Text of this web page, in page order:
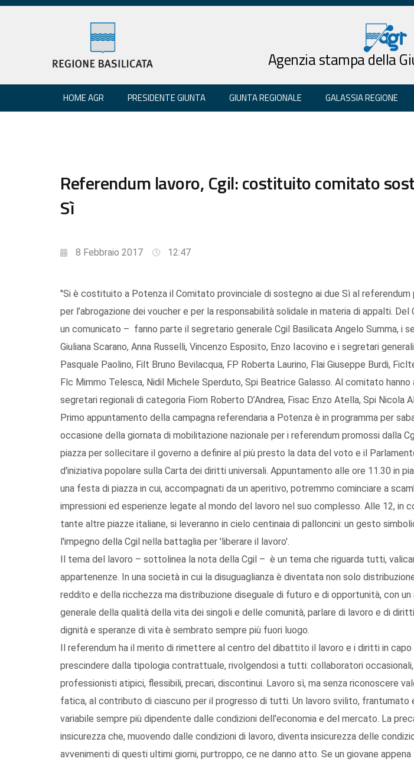
Agenzia stampa della
HOME AGR PRESIDENTE GIUNTA GIUNTA REGIONALE GALASSIA REGIONE
Referendum lavoro, Cgil: costituito comitato
Sì
8 Febbraio 2017 12:47
"Si è costituito a Potenza il Comitato provinciale di sostegno ai due Sì al referendum
per l’abrogazione dei voucher e per la responsabilità solidale in materia di appalti.
un comunicato – fanno parte il segretario generale Cgil Basilicata Angelo Summa, i
Giuliana Scarano, Anna Russelli, Vincenzo Esposito, Enzo Iacovino e i segretari
Pasquale Paolino, Filt Bruno Bevilacqua, FP Roberta Laurino, Flai Giuseppe Burdi,
Flc Mimmo Telesca, Nidil Michele Sperduto, Spi Beatrice Galasso. Al comitato hanno
segretari regionali di categoria Fiom Roberto D’Andrea, Fisac Enzo Atella, Spi Nicola
Primo appuntamento della campagna referendaria a Potenza è in programma per
occasione della giornata di mobilitazione nazionale per i referendum promossi dalla
piazza per sollecitare il governo a definire al più presto la data del voto e il
d'iniziativa popolare sulla Carta dei diritti universali. Appuntamento alle ore 11.30 in
una festa di piazza in cui, accompagnati da un aperitivo, potremmo cominciare a
impressioni ed esperienze legate al mondo del lavoro nel suo complesso. Alle 12, in
tante altre piazze italiane, si leveranno in cielo centinaia di palloncini: un gesto
l'impegno della Cgil nella battaglia per 'liberare il lavoro'.
Il tema del lavoro – sottolinea la nota della Cgil – è un tema che riguarda tutti,
appartenenze. In una società in cui la disuguaglianza è diventata non solo
reddito e della ricchezza ma distribuzione diseguale di futuro e di opportunità, con un
generale della qualità della vita dei singoli e delle comunità, parlare di lavoro e di
dignità e speranze di vita è sembrato sempre più fuori luogo.
Il referendum ha il merito di rimettere al centro del dibattito il lavoro e i diritti in capo
prescindere dalla tipologia contrattuale, rivolgendosi a tutti: collaboratori
professionisti atipici, flessibili, precari, discontinui. Lavoro sì, ma senza riconoscere
fatica, al contributo di ciascuno per il progresso di tutti. Un lavoro svilito, frantumato
variabile sempre più dipendente dalle condizioni dell'economia e del mercato. La
insicurezza che, muovendo dalle condizioni di lavoro, diventa insicurezza delle
avvenimenti di questi ultimi giorni, purtroppo, ce ne danno atto. Se un giovane